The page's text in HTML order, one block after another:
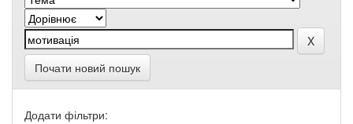
Почати новий пошук
Додати фільтри: